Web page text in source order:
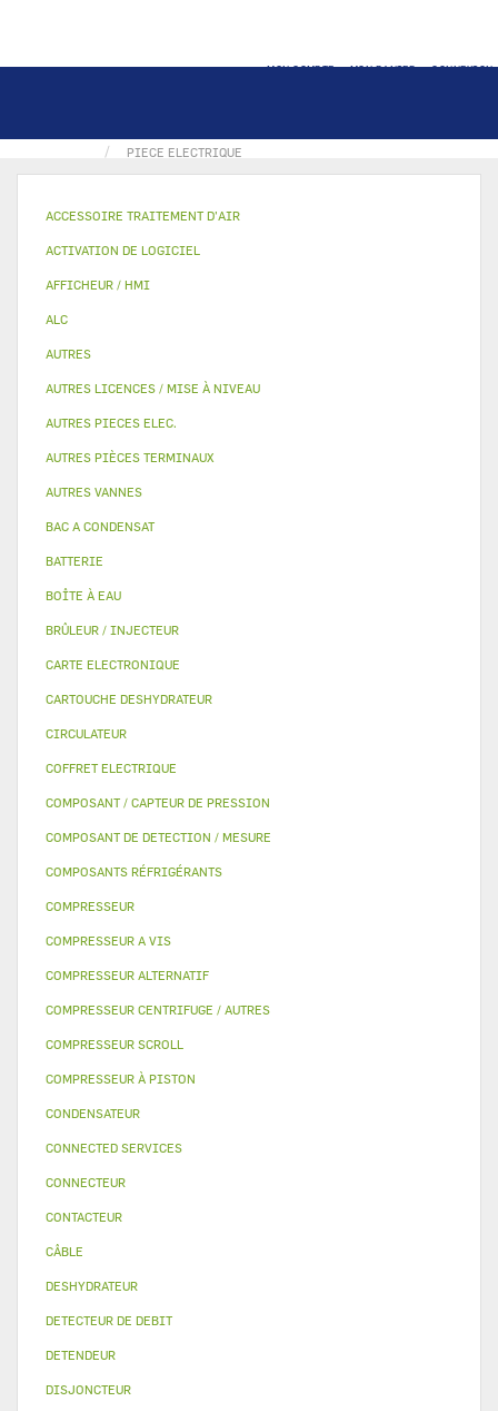
MON COMPTE MON PANIER CONNEXION
PIECE ELECTRIQUE
ACCESSOIRE TRAITEMENT D’AIR
ACTIVATION DE LOGICIEL
AFFICHEUR / HMI
ALC
AUTRES
AUTRES LICENCES / MISE À NIVEAU
AUTRES PIECES ELEC.
AUTRES PIÈCES TERMINAUX
AUTRES VANNES
BAC A CONDENSAT
BATTERIE
BOÎTE À EAU
BRÛLEUR / INJECTEUR
CARTE ELECTRONIQUE
CARTOUCHE DESHYDRATEUR
CIRCULATEUR
COFFRET ELECTRIQUE
COMPOSANT / CAPTEUR DE PRESSION
COMPOSANT DE DETECTION / MESURE
COMPOSANTS RÉFRIGÉRANTS
COMPRESSEUR
COMPRESSEUR A VIS
COMPRESSEUR ALTERNATIF
COMPRESSEUR CENTRIFUGE / AUTRES
COMPRESSEUR SCROLL
COMPRESSEUR À PISTON
CONDENSATEUR
CONNECTED SERVICES
CONNECTEUR
CONTACTEUR
CÂBLE
DESHYDRATEUR
DETECTEUR DE DEBIT
DETENDEUR
DISJONCTEUR